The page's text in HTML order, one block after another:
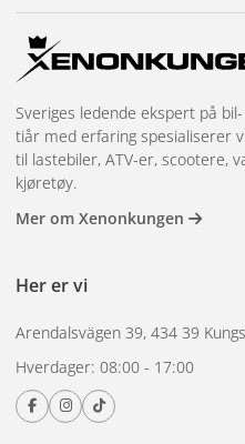
Sveriges ledende ekspert på
tiår med erfaring spesialiserer
til lastebiler, ATV-er, scootere,
kjøretøy.
Mer om Xenonkungen
Her er vi
Arendalsvägen 39, 434 39
Hverdager: 08:00 - 17:00